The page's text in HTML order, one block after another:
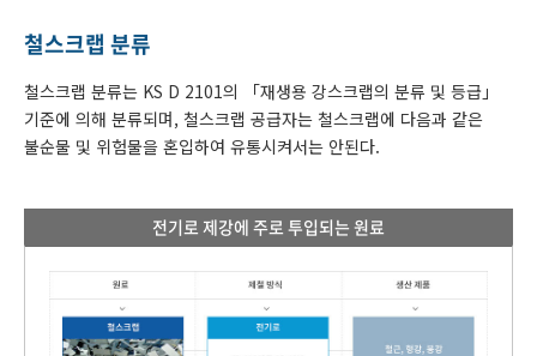
철스크랩 분류
철스크랩 분류는 KS D 2101의 「재생용 강스크랩의 분류 및 등급」
기준에 의해 분류되며, 철스크랩 공급자는 철스크랩에 다음과 같은
불순물 및 위험물을 혼입하여 유통시켜서는 안된다.
전기로 제강에 주로 투입되는 원료